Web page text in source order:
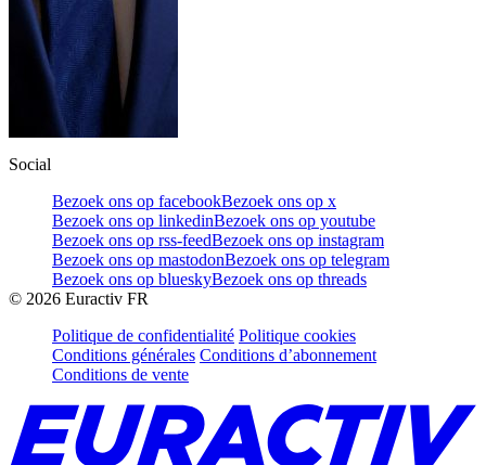
Social
Bezoek ons op facebookBezoek ons op x
Bezoek ons op linkedinBezoek ons op youtube
Bezoek ons op rss-feedBezoek ons op instagram
Bezoek ons op mastodonBezoek ons op telegram
Bezoek ons op blueskyBezoek ons op threads
© 2026 Euractiv FR
Politique de confidentialité Politique cookies
Conditions générales Conditions d’abonnement
Conditions de vente